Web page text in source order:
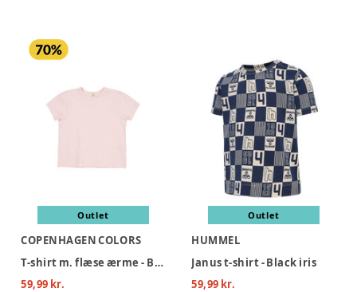
Outlet
COPENHAGEN COLORS
T-shirt m. flæse ærme - BALLERINA
59,99 kr.
Outlet
HUMMEL
Janus t-shirt - Black iris
59,99 kr.